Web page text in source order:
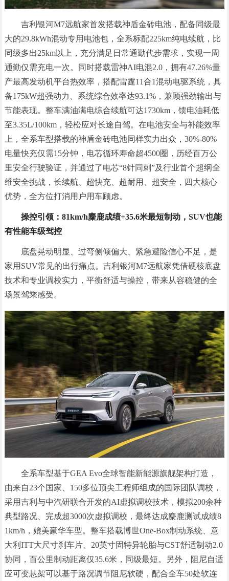
吉利银河M7远航家首发搭载神盾金砖电池，配备同级最
大的29.8kWh混动专用电池包，全系标配225km纯电续航，比
同级多出25km以上，充分满足日常通勤代步需求，实现一周
通勤仅需充电一次。同时搭载雷神AI电混2.0，拥有47.26%量
产最高发动机平台热效率，搭配雷霆11合1混动电驱系统，具
备175kW超强动力、系统综合效率达93.1%，兼顾强劲输出与
节能表现。整车满油满电综合续航可达1730km，馈电油耗低
至3.35L/100km，轻松应对长途自驾。在电池安全与补能效率
上，全系车型搭载的神盾金砖电池同样实力出众，30%-80%
电量快充仅需15分钟，电芯循环寿命超4500圈，历经百万公
里安全行驶验证，并通过了电芯“8针同刺”及行业首个超纲全
维安全挑战，长续航、超快充、超耐用、超安全，四大核心
优势，全方位打消用户用车顾虑。
操控引领：81km/h麋鹿成绩+35.6米最短制动，SUV也能
有性能车级驾控
底盘晃动明显、过弯侧倾偏大、紧急避险信心不足，是
家用SUV常见的出行痛点。吉利银河M7远航家凭借硬核底盘
技术和专业调校实力，平衡舒适与操控，带来从容稳健的全
场景驾乘感受。
全系车型基于GEA Evo全球智能新能源旗舰架构打造，
由来自23个国家、150多位顶尖工程师组成的国际团队调校，
采用吉利与中汽研联合开发的AI虚拟调校技术，模拟200余种
典型路况、完成超3000次虚拟调校，最终达成麋鹿测试成绩8
1km/h，媲美豪华车型。整车搭载博世One-Box制动系统、意
大利ITT大尺寸刹车片、20英寸固特异轮胎与CST舒适制动2.0
协同，百公里制动距离仅35.6米，同级最短。另外，阻尼自适
应可变悬架可以基于路况调节阻尼软硬，配合全车50处软连